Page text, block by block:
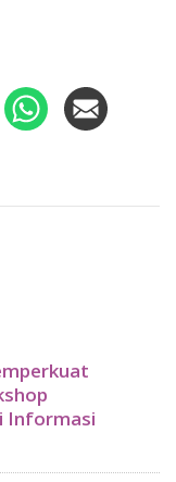
Informasi